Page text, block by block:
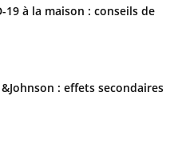
19 à la maison : conseils de
: effets secondaires